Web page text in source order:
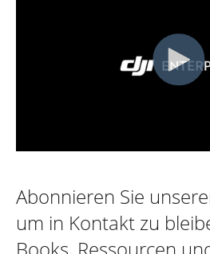
Abonnieren Sie
um in Kontakt zu
Books, Ressourcen